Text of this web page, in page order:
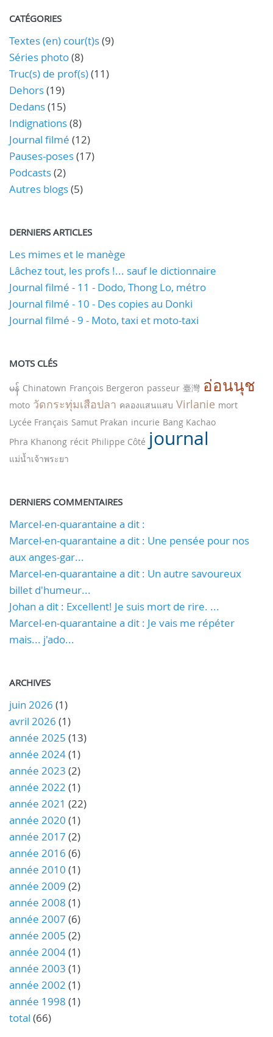
CATÉGORIES
Textes (en) cour(t)s(9)
Séries photo(8)
Truc(s) de prof(s)(11)
Dehors(19)
Dedans(15)
Indignations(8)
Journal filmé (12)
Pauses-poses(17)
Podcasts(2)
Autres blogs(5)
DERNIERS ARTICLES
Les mimes et le manège
Lâchez tout, les profs !... sauf le dictionnaire
Journal filmé - 11 - Dodo, Thong Lo, métro
Journal filmé - 10 - Des copies au Donki
Journal filmé - 9 - Moto, taxi et moto-taxi
MOTS CLÉS
မန် Chinatown François Bergeron passeur 臺灣 อ่อนนุช
moto วัดกระทุ่มเสือปลา คลองแสนแสบ Virlanie mort
Lycée Français Samut Prakan incurie Bang Kachao
Phra Khanong récit Philippe Côté journal
แม่น้ำเจ้าพระยา
DERNIERS COMMENTAIRES
Marcel-en-quarantaine a dit :
Marcel-en-quarantaine a dit : Une pensée pour nos
aux anges-gar...
Marcel-en-quarantaine a dit : Un autre savoureux
billet d'humeur...
Johan a dit : Excellent! Je suis mort de rire. ...
Marcel-en-quarantaine a dit : Je vais me répéter
mais... j'ado...
ARCHIVES
juin 2026 (1)
avril 2026 (1)
année 2025 (13)
année 2024(1)
année 2023 (2)
année 2022 (1)
année 2021 (22)
année 2020 (1)
année 2017 (2)
année 2016 (6)
année 2010 (1)
année 2009 (2)
année 2008 (1)
année 2007 (6)
année 2005 (2)
année 2004(1)
année 2003 (1)
année 2002 (1)
année 1998 (1)
total (66)